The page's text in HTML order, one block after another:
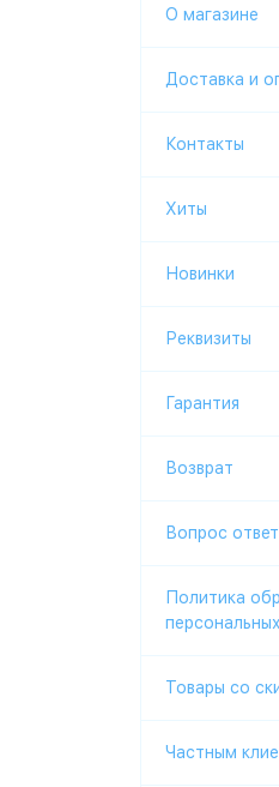
О магазине
Доставка и
Контакты
Хиты
Новинки
Реквизиты
Гарантия
Возврат
Вопрос ответ
Политика
Товары со
Частным